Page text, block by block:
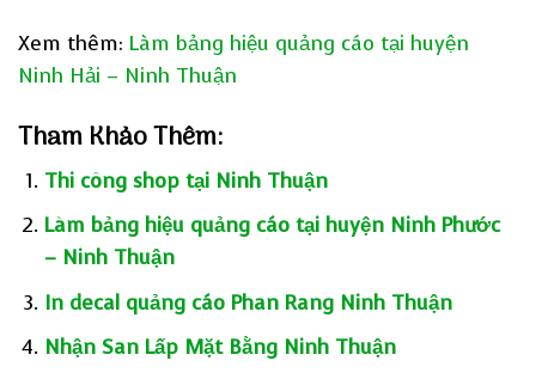
Xem thêm: Làm bảng hiệu quảng cáo tại huyện
Ninh Hải – Ninh Thuận
Tham Khảo Thêm:
Thi công shop tại Ninh Thuận
Làm bảng hiệu quảng cáo tại huyện Ninh Phước
– Ninh Thuận
In decal quảng cáo Phan Rang Ninh Thuận
Nhận San Lấp Mặt Bằng Ninh Thuận